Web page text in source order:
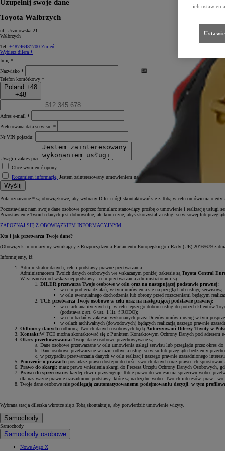
Uzupełnij swoje dane
Toyota Wałbrzych
ul. Uczniowska 21
Wałbrzych
Tel: +48746481700 Zmień
Wybierz dilera *
Imię *
Nazwisko *
Telefon komórkowy *
Poland +48
+48
Adres e-mail *
Preferowana data serwisu: *
Nr VIN pojazdu:
Uwagi i zakres prac
Chcę wymienić opony
Rozumiem informację. Jestem zainteresowany umówieniem na serwis lub przegląd. *
Wyślij
Pola oznaczone * są obowiązkowe, aby wybrany Diler mógł skontaktować się z Tobą w celu omówienia oferty
Pozostawiasz nam swoje dane osobowe poprzez formularz stanowiący prośbę o umówienie i realizację
Pozostawienie Twoich danych jest dobrowolne, ale konieczne, abyś skorzystał z usługi serwisowej lub
ZAPOZNAJ SIĘ Z OBOWIĄZKIEM INFORMACYJNYM
Kto i jak przetwarza Twoje dane?
(Obowiązek informacyjny wynikający z Rozporządzenia Parlamentu Europejskiego i Rady (UE) 2016/679 z
Informujemy, iż:
Administrator danych, cele i podstawy prawne przetwarzania:
Administratorem Twoich danych osobowych we wskazanym poniżej zakresie są Toyota Central
W zależności od wskazanej podstawy i celu przetwarzania administratorami są:.
DILER przetwarza Twoje osobowe w celu oraz na następującej podstawie prawnej:
w celu podjęcia działań, w tym umówienia się na przegląd lub usługę
w celu ewentualnego dochodzenia lub obrony przed roszczeniami będącym
TCE przetwarza Twoje osobowe w celu oraz na następującej podstawie prawnej:
w celach analitycznych tj. w celu lepszego doboru usług do potrzeb klientów
(podstawa z art. 6 ust. 1 lit. f RODO);
w celu badań w zakresie wykonanych przez Dilerów umów i usług w tym
w celach archiwalnych (dowodowych) będących realizacją naszego prawnie
Odbiorcy danych: odbiorcą Twoich danych osobowych będą Autoryzowani Dilerzy Toyoty w
Kontakt:W TCE można skontaktować się z Punktem Kontaktowym Ochrony Danych pod adresem
Okres przechowywania: Twoje dane osobowe przechowywane są:
Dane osobowe przetwarzane w celu umówienia usługi serwisu lub przeglądu przez okres
Dane osobowe przetwarzane w razie odbycia usługi serwisu lub przeglądu będziemy
w przypadku przetwarzania danych w celu realizacji naszego prawnie uzasadnionego
Pouczenie o prawach: posiadasz prawo dostępu do treści swoich danych oraz prawo ich
Prawo do skargi: masz prawo wniesienia skargi do Prezesa Urzędu Ochrony Danych Osobowych,
Prawo do sprzeciwu:w każdej chwili przysługuje Tobie prawo do wniesienia sprzeciwu wobec
dla nas ważne prawnie uzasadnione podstawy, które są nadrzędne wobec Twoich interesów, praw i
Twoje dane osobowe nie podlegają zautomatyzowanemu podejmowaniu decyzji, w tym
Wybrana stacja dilerska wkrótce się z Tobą skontaktuje, aby potwierdzić umówienie wizyty.
Samochody
Samochody
Samochody osobowe
Nowe Aygo X
ich